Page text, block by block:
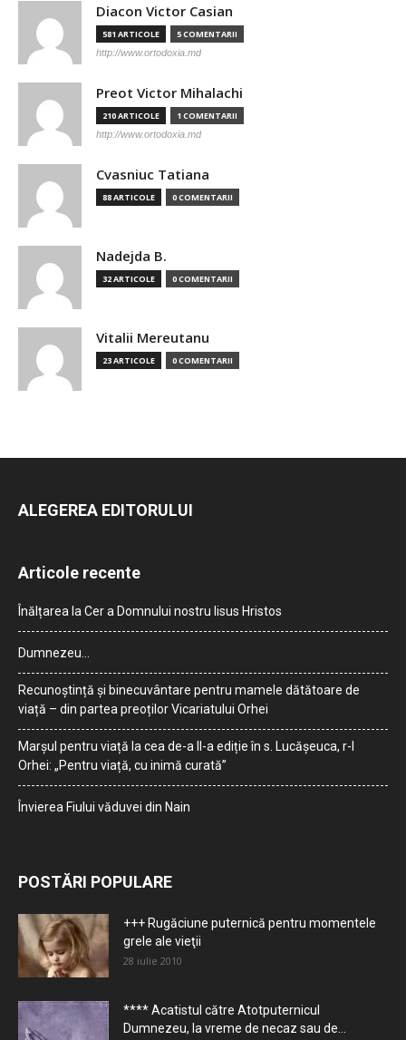
Diacon Victor Casian
581 ARTICOLE 5 COMENTARII
http://www.ortodoxia.md
Preot Victor Mihalachi
210 ARTICOLE 1 COMENTARII
http://www.ortodoxia.md
Cvasniuc Tatiana
88 ARTICOLE 0 COMENTARII
Nadejda B.
32 ARTICOLE 0 COMENTARII
Vitalii Mereutanu
23 ARTICOLE 0 COMENTARII
ALEGEREA EDITORULUI
Articole recente
Înălțarea la Cer a Domnului nostru Iisus Hristos
Dumnezeu…
Recunoștință și binecuvântare pentru mamele dătătoare de
viață – din partea preoților Vicariatului Orhei
Marșul pentru viață la cea de-a II-a ediție în s. Lucășeuca, r-l
Orhei: „Pentru viață, cu inimă curată”
Învierea Fiului văduvei din Nain
POSTĂRI POPULARE
+++ Rugăciune puternică pentru momentele
grele ale vieţii
28 iulie 2010
**** Acatistul către Atotputernicul
Dumnezeu, la vreme de necaz sau de...